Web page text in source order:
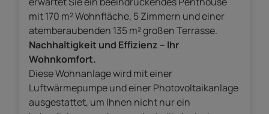
mit 170 m² Wohnfläche, 5 Zimmern und einer
atemberaubenden 135 m² großen Terrasse.
Nachhaltigkeit und Effizienz – Ihr
Wohnkomfort.
Diese Wohnanlage wird mit einer
Luftwärmepumpe und einer Photovoltaikanlage
ausgestattet, um Ihnen nicht nur ein